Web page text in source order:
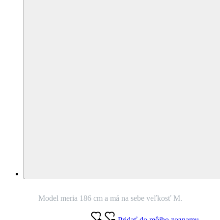
spotíte alebo zašpiníte.
O produkte